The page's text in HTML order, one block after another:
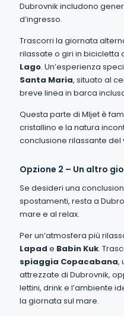
Dubrovnik includono
d’ingresso.
Trascorri la giornata
rilassate o giri in bicicletta
Lago. Un’esperienza
Santa Maria, situato al
breve linea in barca
Questa parte di Mljet è
cristallino e la natura
conclusione rilassante del
Opzione 2 – Un altro
Se desideri una
spostamenti, resta a
mare e al relax.
Per un’atmosfera più
Lapad e Babin Kuk.
spiaggia Copacabana,
attrezzate di Dubrovnik,
lettini, drink e l’ambiente
la giornata sul mare.